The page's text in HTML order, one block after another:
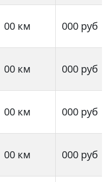
00 км 000 руб
00 км 000 руб
00 км 000 руб
00 км 000 руб